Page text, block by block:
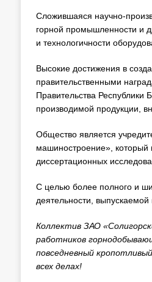
Сложившаяся научно-
горной промышленности и
и технологичности
Высокие достижения в
правительственными
Правительства Республики
производимой продукции,
Общество является
машиностроение», который
диссертационных
С целью более полного и
деятельности,
Коллектив ЗАО
работников
повседневный
всех делах!